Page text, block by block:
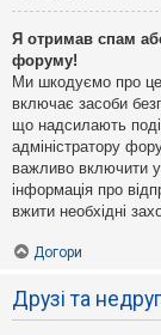
Я отримав спам
форуму!
Ми шкодуємо про
включає засоби
що надсилають
адміністратору
важливо включити
інформація про
вжити необхідні
Догори
Друзі та